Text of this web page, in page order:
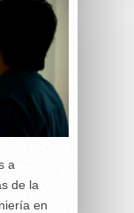
a
de la
en